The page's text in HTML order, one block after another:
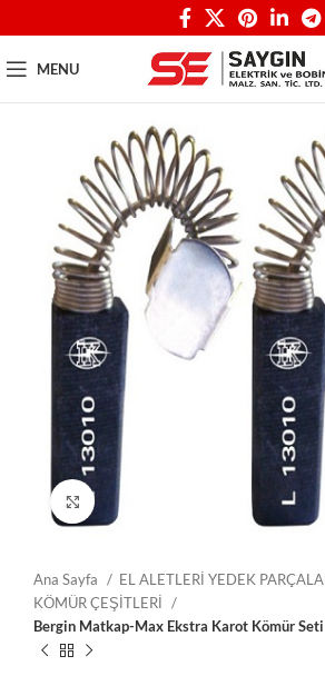
MENU
Click to enlarge
Ana Sayfa
EL ALETLERİ YEDEK
KÖMÜR ÇEŞİTLERİ
Bergin Matkap-Max Ekstra Karot Kömür Seti